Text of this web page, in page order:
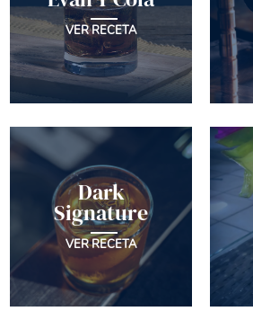
VER RECETA
Dark
Signature
VER RECETA